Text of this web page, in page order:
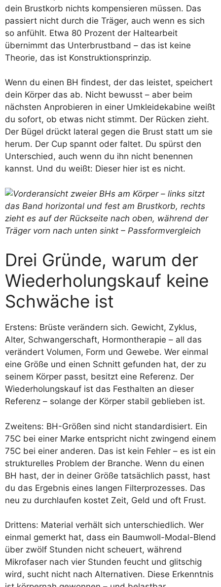
dein Brustkorb nichts kompensieren müssen. Das
passiert nicht durch die Träger, auch wenn es sich
so anfühlt. Etwa 80 Prozent der Haltearbeit
übernimmt das Unterbrustband – das ist keine
Theorie, das ist Konstruktionsprinzip.
Wenn du einen BH findest, der das leistet, speichert
dein Körper das ab. Nicht bewusst – aber beim
nächsten Anprobieren in einer Umkleidekabine weißt
du sofort, ob etwas nicht stimmt. Der Rücken zieht.
Der Bügel drückt lateral gegen die Brust statt um sie
herum. Der Cup spannt oder faltet. Du spürst den
Unterschied, auch wenn du ihn nicht benennen
kannst. Und du weißt: Dieser hier ist es nicht.
Drei Gründe, warum der
Wiederholungskauf keine
Schwäche ist
Erstens: Brüste verändern sich. Gewicht, Zyklus,
Alter, Schwangerschaft, Hormontherapie – all das
verändert Volumen, Form und Gewebe. Wer einmal
eine Größe und einen Schnitt gefunden hat, der zu
seinem Körper passt, besitzt eine Referenz. Der
Wiederholungskauf ist das Festhalten an dieser
Referenz – solange der Körper stabil geblieben ist.
Zweitens: BH-Größen sind nicht standardisiert. Ein
75C bei einer Marke entspricht nicht zwingend einem
75C bei einer anderen. Das ist kein Fehler – es ist ein
strukturelles Problem der Branche. Wenn du einen
BH hast, der in deiner Größe tatsächlich passt, hast
du das Ergebnis eines langen Filterprozesses. Das
neu zu durchlaufen kostet Zeit, Geld und oft Frust.
Drittens: Material verhält sich unterschiedlich. Wer
einmal gemerkt hat, dass ein Baumwoll-Modal-Blend
über zwölf Stunden nicht scheuert, während
Mikrofaser nach vier Stunden feucht und glitschig
wird, sucht nicht nach Alternativen. Diese Erkenntnis